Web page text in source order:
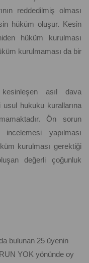
reddedilmiş olması
hüküm oluşur. Kesin
hüküm kurulması
kurulmaması da bir
asıl dava
hukuku kurallarına
Ön sorun
yapılması
kurulması gerektiği
değerli çoğunluk
bulunan 25 üyenin
YOK yönünde oy